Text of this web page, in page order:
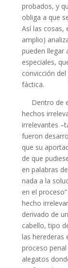
probados, y
obliga a que
Así las cosas,
amplio)
pueden llegar
especiales,
convicción
fáctica.
Dentro de
hechos
irrelevantes
fueron
que su
de que
en palabras
nada a la
en el
hecho
derivado de
cabello, tipo
las herederas
proceso
alegatos